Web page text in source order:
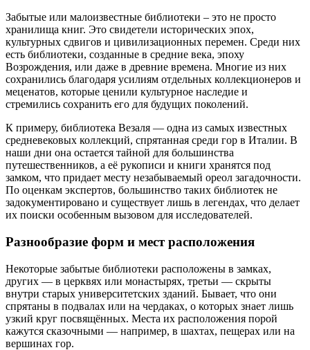
Забытые или малоизвестные библиотеки – это не просто
хранилища книг. Это свидетели исторических эпох,
культурных сдвигов и цивилизационных перемен. Среди них
есть библиотеки, созданные в средние века, эпоху
Возрождения, или даже в древние времена. Многие из них
сохранились благодаря усилиям отдельных коллекционеров и
меценатов, которые ценили культурное наследие и
стремились сохранить его для будущих поколений.
К примеру, библиотека Везаля — одна из самых известных
средневековых коллекций, спрятанная среди гор в Италии. В
наши дни она остается тайной для большинства
путешественников, а её рукописи и книги хранятся под
замком, что придает месту незабываемый ореол загадочности.
По оценкам экспертов, большинство таких библиотек не
задокументировано и существует лишь в легендах, что делает
их поиски особенным вызовом для исследователей.
Разнообразие форм и мест расположения
Некоторые забытые библиотеки расположены в замках,
других — в церквях или монастырях, третьи — скрыты
внутри старых университетских зданий. Бывает, что они
спрятаны в подвалах или на чердаках, о которых знает лишь
узкий круг посвящённых. Места их расположения порой
кажутся сказочными — например, в шахтах, пещерах или на
вершинах гор.